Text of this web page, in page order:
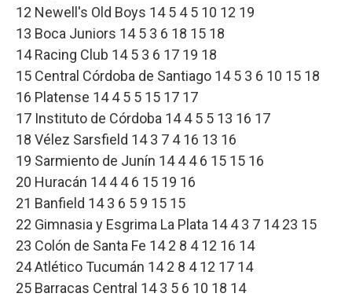
12 Newell's Old Boys 14 5 4 5 10 12 19
13 Boca Juniors 14 5 3 6 18 15 18
14 Racing Club 14 5 3 6 17 19 18
15 Central Córdoba de Santiago 14 5 3 6 10 15 18
16 Platense 14 4 5 5 15 17 17
17 Instituto de Córdoba 14 4 5 5 13 16 17
18 Vélez Sarsfield 14 3 7 4 16 13 16
19 Sarmiento de Junín 14 4 4 6 15 15 16
20 Huracán 14 4 4 6 15 19 16
21 Banfield 14 3 6 5 9 15 15
22 Gimnasia y Esgrima La Plata 14 4 3 7 14 23 15
23 Colón de Santa Fe 14 2 8 4 12 16 14
24 Atlético Tucumán 14 2 8 4 12 17 14
25 Barracas Central 14 3 5 6 10 18 14